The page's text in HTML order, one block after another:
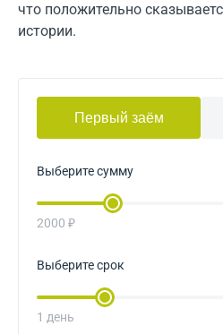
что положительно
истории.
Первый заём
Выберите сумму
2000 ₽
Выберите срок
1 день